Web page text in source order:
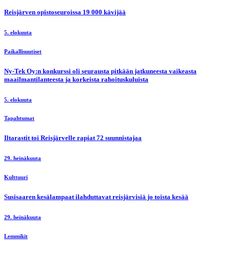
Reisjärven opistoseuroissa 19 000 kävijää
5. elokuuta
Paikallisuutiset
Ny-Tek Oy:n konkurssi oli seurausta pitkään jatkuneesta vaikeasta
maailmantilanteesta ja korkeista rahoituskuluista
5. elokuuta
Tapahtumat
Iltarastit toi Reisjärvelle rapiat 72 suunnistajaa
29. heinäkuuta
Kulttuuri
Susisaaren kesälampaat ilahduttavat reisjärvisiä jo toista kesää
29. heinäkuuta
Lemmikit